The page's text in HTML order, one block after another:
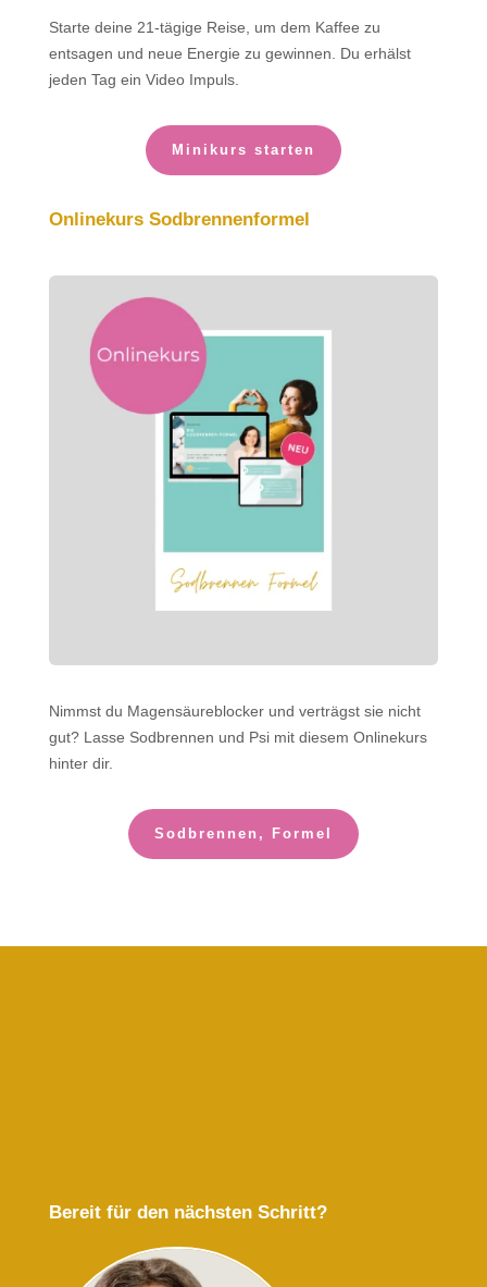
Starte deine 21-tägige Reise, um dem Kaffee zu
entsagen und neue Energie zu gewinnen. Du erhälst
jeden Tag ein Video Impuls.
Minikurs starten
Onlinekurs Sodbrennenformel
Nimmst du Magensäureblocker und verträgst sie nicht
gut? Lasse Sodbrennen und Psi mit diesem Onlinekurs
hinter dir.
Sodbrennen, Formel
Bereit für den nächsten Schritt?